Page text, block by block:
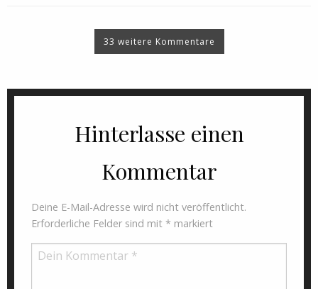
33 weitere Kommentare
Hinterlasse einen
Kommentar
Deine E-Mail-Adresse wird nicht veröffentlicht.
Erforderliche Felder sind mit * markiert